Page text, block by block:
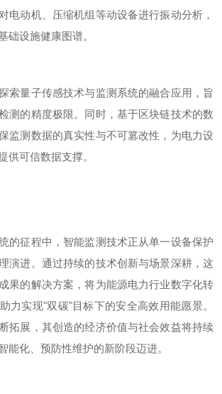
电动机、压缩机组等动设备进行振动分析，
础设施健康图谱。
索量子传感技术与监测系统的融合应用，旨
测的精度极限。同时，基于区块链技术的数
监测数据的真实性与不可篡改性，为电力设
供可信数据支撑。
的征程中，智能监测技术正从单一设备保护
演进。通过持续的技术创新与场景深耕，这
果的解决方案，将为能源电力行业数字化转
力实现"双碳"目标下的安全高效用能愿景。
拓展，其创造的经济价值与社会效益将持续
能化、预防性维护的新阶段迈进。